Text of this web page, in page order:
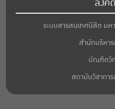
ระบบสารสนเทศนิสิต มห
สำนักบริหา
บัณฑิตวิ
สถาบันวิชาก